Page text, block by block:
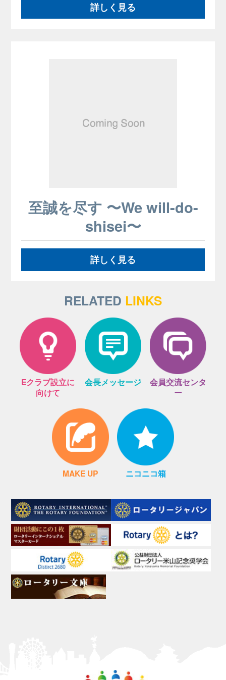
詳しく見る
至誠を尽す 〜We will-do-
shisei〜
詳しく見る
RELATED LINKS
Eクラブ設立に
向けて
会長メッセージ
会員交流センタ
ー
MAKE UP ニコニコ箱